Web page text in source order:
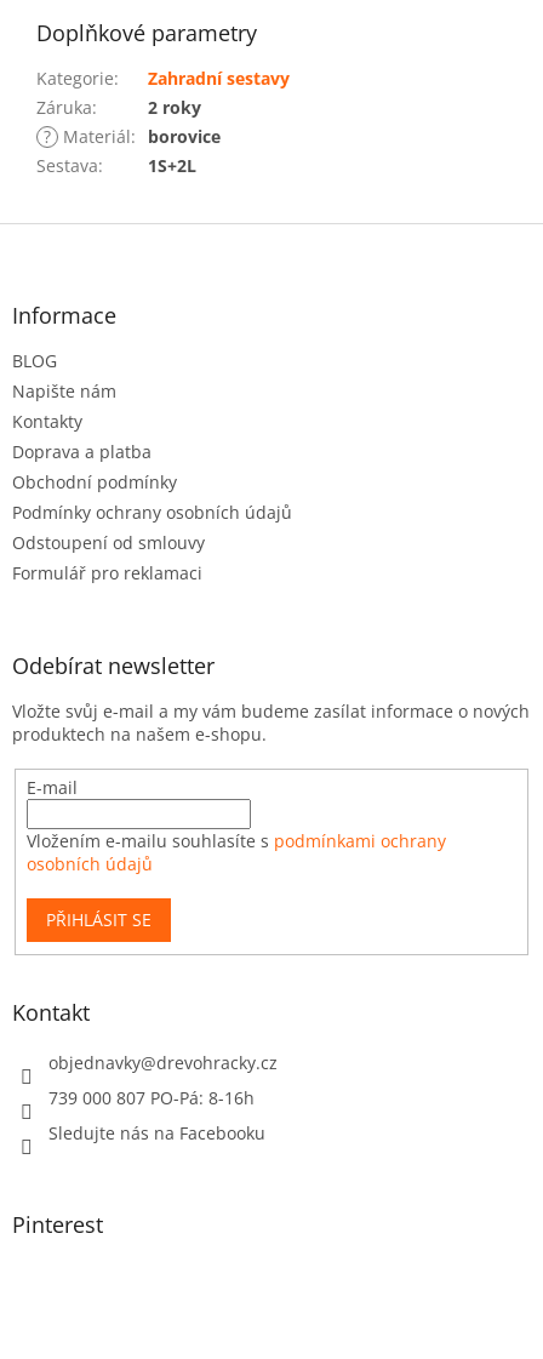
Doplňkové parametry
Kategorie:
Zahradní sestavy
Záruka:
2 roky
? Materiál:
borovice
Sestava: 1S+2L
Z
Informace
BLOG
Napište nám
Kontakty
Doprava a platba
Obchodní podmínky
Podmínky ochrany osobních údajů
Odstoupení od smlouvy
Formulář pro reklamaci
Odebírat newsletter
Vložte svůj e-mail a my vám budeme zasílat informace o nových
produktech na našem e-shopu.
E-mail
Vložením e-mailu souhlasíte s podmínkami ochrany
osobních údajů
PŘIHLÁSIT SE
Kontakt
objednavky@drevohracky.cz
739 000 807 PO-Pá: 8-16h
Sledujte nás na Facebooku
Pinterest